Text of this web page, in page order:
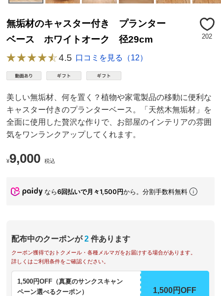
無垢材のキャスター付き プランター
ベース ホワイトオーク 径29cm
202
4.5 口コミを見る（12）
美しい無垢材、何を置く？植物や家電製品の移動に便利な
キャスター付きのプランターベース。「天然木無垢材」を
全面に使用した贅沢な作りで、お部屋のインテリアの雰囲
気をワンランクアップしてくれます。
¥9,000 税込
なら6回払いで月々1,500円から。分割手数料無料
配布中のクーポンが 2 件あります
クーポン獲得でおトクメール・各種メルマガをお届けする場合があります。
詳しくはご利用条件をご確認ください。
1,500円OFF（真夏のサンクスキャン
ペーン選べるクーポン）
1,500円OFF